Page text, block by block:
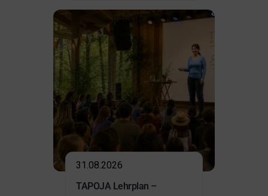
31.08.2026
TAPOJA Lehrplan –